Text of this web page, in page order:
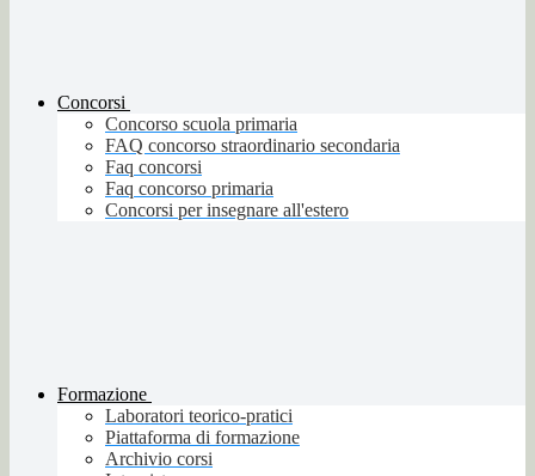
Concorsi
Concorso scuola primaria
FAQ concorso straordinario secondaria
Faq concorsi
Faq concorso primaria
Concorsi per insegnare all'estero
Formazione
Laboratori teorico-pratici
Piattaforma di formazione
Archivio corsi